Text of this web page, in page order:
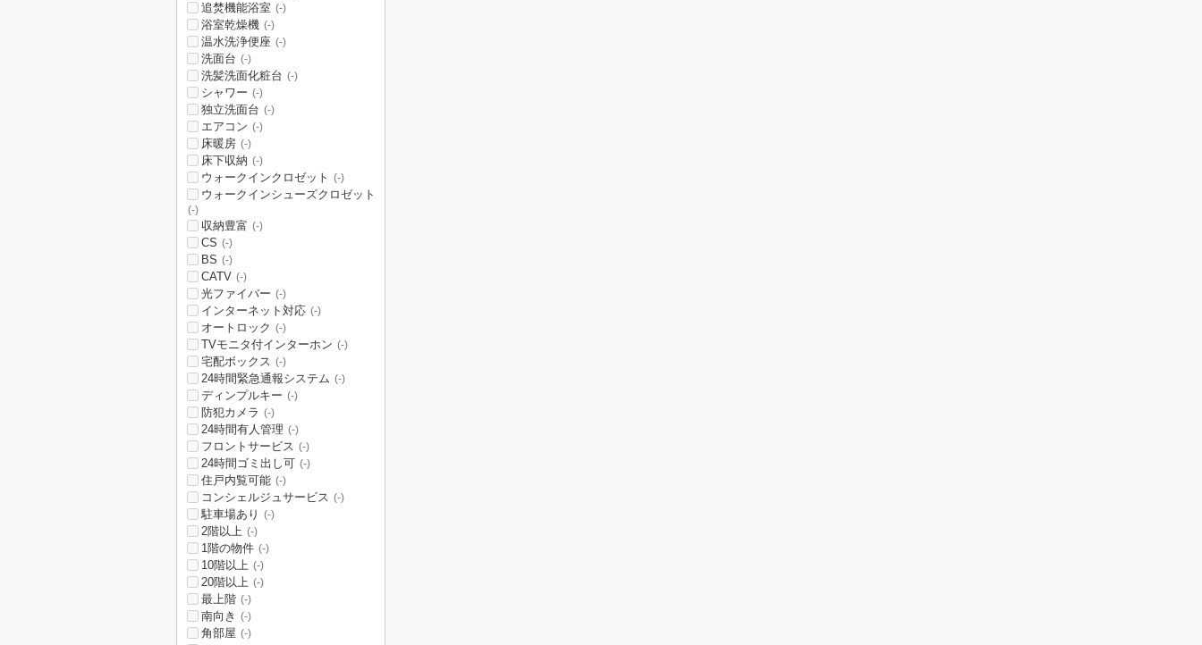
追焚機能浴室 (-)
浴室乾燥機 (-)
温水洗浄便座 (-)
洗面台 (-)
洗髪洗面化粧台 (-)
シャワー (-)
独立洗面台 (-)
エアコン (-)
床暖房 (-)
床下収納 (-)
ウォークインクロゼット (-)
ウォークインシューズクロゼット
(-)
収納豊富 (-)
CS (-)
BS (-)
CATV (-)
光ファイバー (-)
インターネット対応 (-)
オートロック (-)
TVモニタ付インターホン (-)
宅配ボックス (-)
24時間緊急通報システム (-)
ディンプルキー (-)
防犯カメラ (-)
24時間有人管理 (-)
フロントサービス (-)
24時間ゴミ出し可 (-)
住戸内覧可能 (-)
コンシェルジュサービス (-)
駐車場あり (-)
2階以上 (-)
1階の物件 (-)
10階以上 (-)
20階以上 (-)
最上階 (-)
南向き (-)
角部屋 (-)